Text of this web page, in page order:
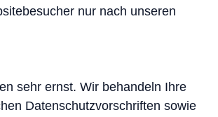
nur nach unseren
sehr ernst. Wir behandeln Ihre
Datenschutzvorschriften sowie